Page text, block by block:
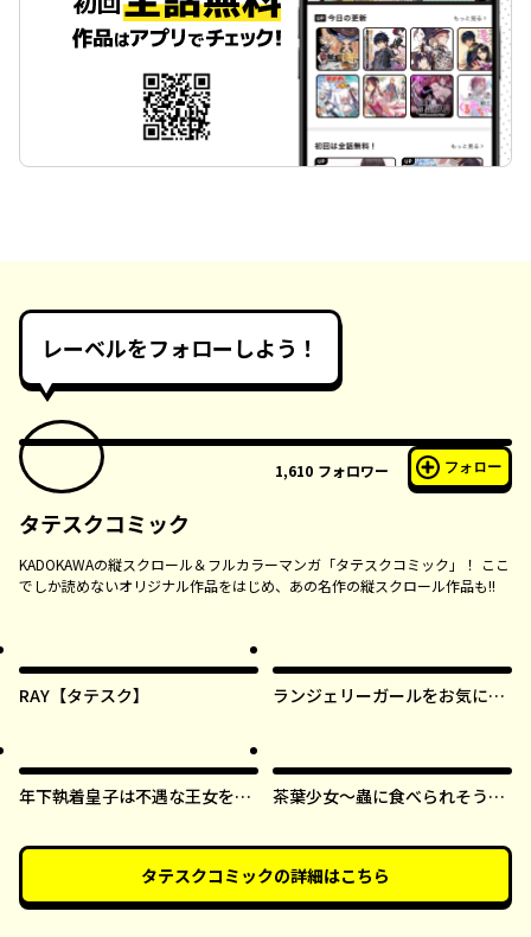
レーベルをフォローしよう！
1,610 フォロワー フォロー
タテスクコミック
KADOKAWAの縦スクロール＆フルカラーマンガ「タテスクコミック」！ ここ
でしか読めないオリジナル作品をはじめ、あの名作の縦スクロール作品も!!
RAY【タテスク】
ランジェリーガールをお気に召
年下執着皇子は不遇な王女を愛
茶葉少女～蟲に食べられそうに
した！～【タテスク】
タテスクコミックの詳細はこちら